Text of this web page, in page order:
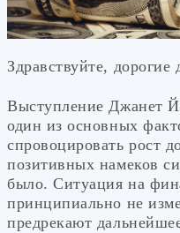
Здравствуйте, дорогие
Выступление Джанет
один из основных
спровоцировать рост
позитивных намеков
было. Ситуация на
принципиально не
предрекают